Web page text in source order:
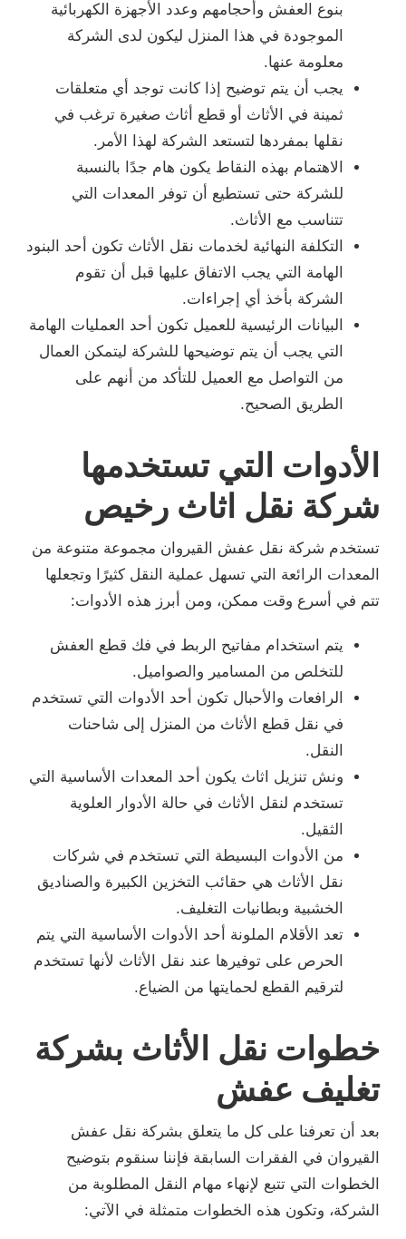
بنوع العفش وأحجامهم وعدد الأجهزة الكهربائية
الموجودة في هذا المنزل ليكون لدى الشركة
معلومة عنها.
يجب أن يتم توضيح إذا كانت توجد أي متعلقات
ثمينة في الأثاث أو قطع أثاث صغيرة ترغب في
نقلها بمفردها لتستعد الشركة لهذا الأمر.
الاهتمام بهذه النقاط يكون هام جدًا بالنسبة
للشركة حتى تستطيع أن توفر المعدات التي
تتناسب مع الأثاث.
التكلفة النهائية لخدمات نقل الأثاث تكون أحد البنود
الهامة التي يجب الاتفاق عليها قبل أن تقوم
الشركة بأخذ أي إجراءات.
البيانات الرئيسية للعميل تكون أحد العمليات الهامة
التي يجب أن يتم توضيحها للشركة ليتمكن العمال
من التواصل مع العميل للتأكد من أنهم على
الطريق الصحيح.
الأدوات التي تستخدمها
شركة نقل اثاث رخيص
تستخدم شركة نقل عفش القيروان مجموعة متنوعة من
المعدات الرائعة التي تسهل عملية النقل كثيرًا وتجعلها
تتم في أسرع وقت ممكن، ومن أبرز هذه الأدوات:
يتم استخدام مفاتيح الربط في فك قطع العفش
للتخلص من المسامير والصواميل.
الرافعات والأحبال تكون أحد الأدوات التي تستخدم
في نقل قطع الأثاث من المنزل إلى شاحنات
النقل.
ونش تنزيل اثاث يكون أحد المعدات الأساسية التي
تستخدم لنقل الأثاث في حالة الأدوار العلوية
الثقيل.
من الأدوات البسيطة التي تستخدم في شركات
نقل الأثاث هي حقائب التخزين الكبيرة والصناديق
الخشبية وبطانيات التغليف.
تعد الأقلام الملونة أحد الأدوات الأساسية التي يتم
الحرص على توفيرها عند نقل الأثاث لأنها تستخدم
لترقيم القطع لحمايتها من الضياع.
خطوات نقل الأثاث بشركة
تغليف عفش
بعد أن تعرفنا على كل ما يتعلق بشركة نقل عفش
القيروان في الفقرات السابقة فإننا سنقوم بتوضيح
الخطوات التي تتبع لإنهاء مهام النقل المطلوبة من
الشركة، وتكون هذه الخطوات متمثلة في الآتي: